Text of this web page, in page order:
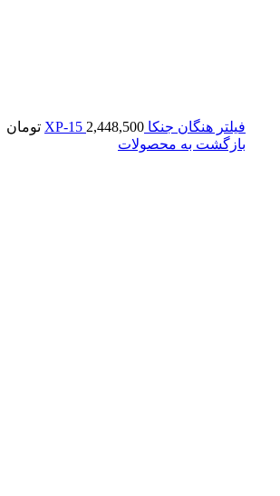
فیلتر هنگان جنکا XP-15 2,448,500
تومان
بازگشت به محصولات